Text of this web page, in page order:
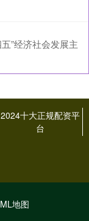
”经济社会发展主
2024十大正规配资平
台
地图